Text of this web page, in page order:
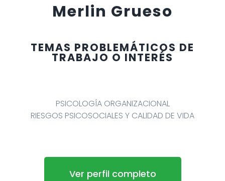
Merlin Grueso
TEMAS PROBLEMÁTICOS DE
TRABAJO O INTERÉS
PSICOLOGÍA ORGANIZACIONAL
RIESGOS PSICOSOCIALES Y CALIDAD DE VIDA
Ver perfil completo